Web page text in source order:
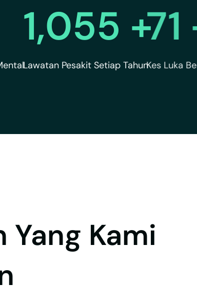
1,500 +
Lawatan Pesakit Setiap Tahun Kes Luka
Yang Kami